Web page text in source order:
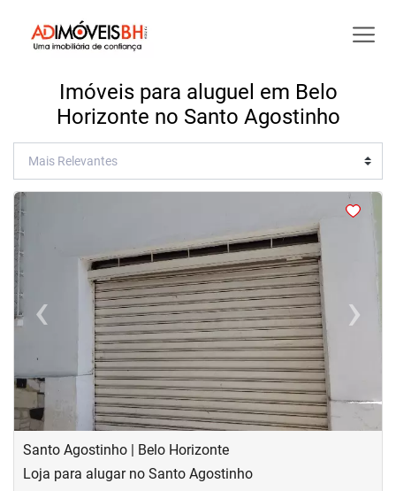
Imóveis para aluguel em Belo
Horizonte no Santo Agostinho
< <
‹Previous ›Next
Santo Agostinho | Belo Horizonte
Loja para alugar no Santo Agostinho